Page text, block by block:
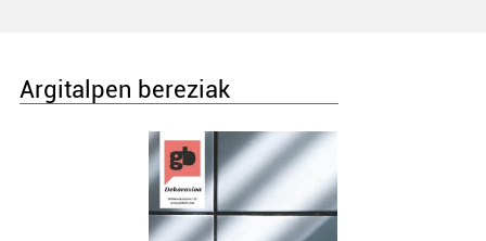
Argitalpen bereziak